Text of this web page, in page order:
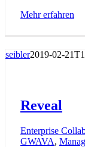
Mehr erfahren
seibler2019-02-
Reveal
Enterprise
GWAVA,